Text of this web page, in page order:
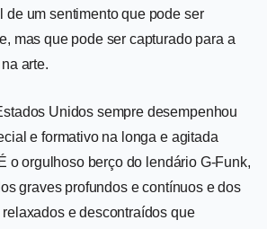
de um sentimento que pode ser
mas que pode ser capturado para a
arte.
Unidos sempre desempenhou
e formativo na longa e agitada
o orgulhoso berço do lendário G-Funk,
graves profundos e contínuos e dos
e descontraídos que